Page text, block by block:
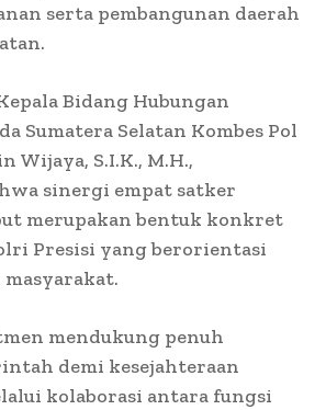
serta pembangunan daerah
Bidang Hubungan
Sumatera Selatan Kombes Pol
Wijaya, S.I.K., M.H.,
sinergi empat satker
merupakan bentuk konkret
Presisi yang berorientasi
masyarakat.
mendukung penuh
demi kesejahteraan
kolaborasi antara fungsi